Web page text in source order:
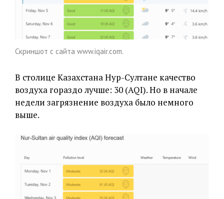
Скриншот с сайта www.iqair.com.
В столице Казахстана Нур-Султане качество
воздуха гораздо лучше: 30 (AQI). Но в начале
недели загрязнение воздуха было немного
выше.